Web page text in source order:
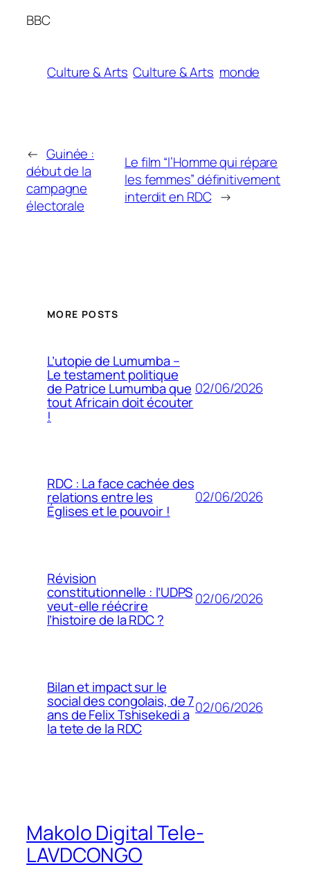
BBC
Culture & Arts Culture & Arts monde
← Guinée :
début de la
campagne
électorale
Le film “l’Homme qui répare
les femmes” définitivement
interdit en RDC →
MORE POSTS
L’utopie de Lumumba –
Le testament politique
de Patrice Lumumba que
tout Africain doit écouter
!
02/06/2026
RDC : La face cachée des
relations entre les
Églises et le pouvoir !
02/06/2026
Révision
constitutionnelle : l’UDPS
veut-elle réécrire
l’histoire de la RDC ?
02/06/2026
Bilan et impact sur le
social des congolais, de 7
ans de Felix Tshisekedi a
la tete de la RDC
02/06/2026
Makolo Digital Tele-
LAVDCONGO